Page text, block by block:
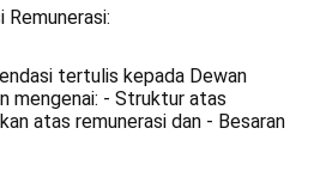
tertulis kepada Dewan
mengenai: - Struktur atas
atas remunerasi dan - Besaran